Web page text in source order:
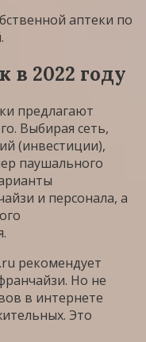
аптеки по
в 2022 году
предлагают
Выбирая сеть,
(инвестиции),
паушального
и персонала, а
рекомендует
Но не
в интернете
Это